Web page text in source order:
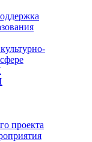
проекта